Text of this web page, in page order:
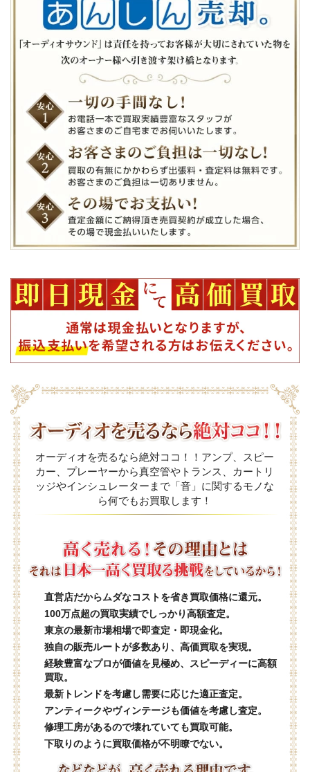
オーディオを売るなら絶対ココ！！アンプ、スピー
カー、プレーヤーから真空管やトランス、カートリ
ッジやインシュレーターまで「音」に関するモノな
ら何でもお買取します！
直営店だからムダなコストを省き買取価格に還元。
100万点超の買取実績でしっかり高額査定。
東京の最新市場相場で即査定・即現金化。
独自の販売ルートが多数あり、高価買取を実現。
経験豊富なプロが価値を見極め、スピーディーに高額
買取。
最新トレンドを考慮し需要に応じた適正査定。
アンティークやヴィンテージも価値を考慮し査定。
修理工房があるので壊れていても買取可能。
下取りのように買取価格が不明瞭でない。